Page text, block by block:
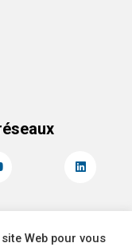
Web pour vous